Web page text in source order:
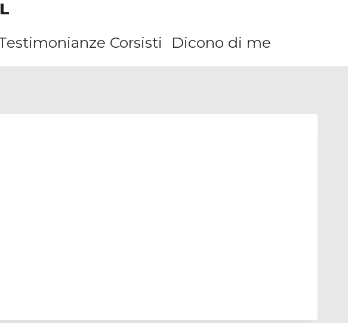
Corsisti Dicono di me